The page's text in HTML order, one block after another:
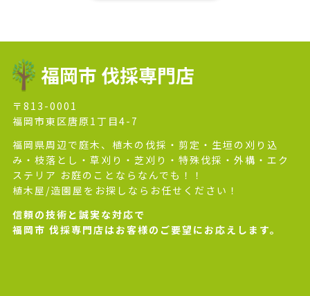
福岡市 伐採専門店
〒813-0001
福岡市東区唐原1丁目4-7
福岡県周辺で庭木、植木の伐採・剪定・生垣の刈り込
み・枝落とし・草刈り・芝刈り・特殊伐採・外構・エク
ステリア お庭のことならなんでも！！
植木屋/造園屋をお探しならお任せください！
信頼の技術と誠実な対応で
福岡市 伐採専門店はお客様のご要望にお応えします。